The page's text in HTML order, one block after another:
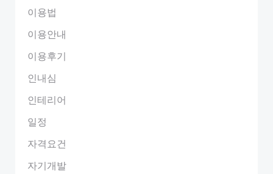
이용법
이용안내
이용후기
인내심
인테리어
일정
자격요건
자기개발